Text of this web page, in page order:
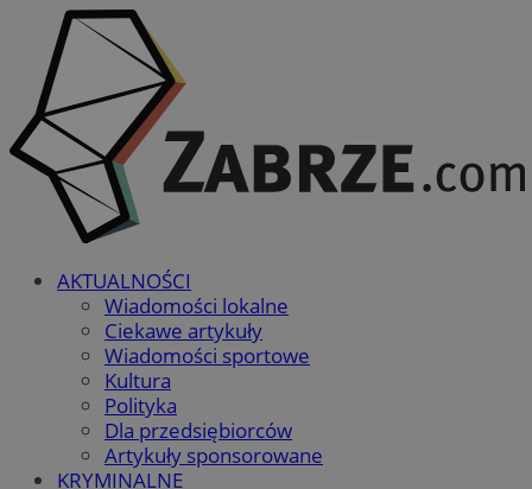
AKTUALNOŚCI
Wiadomości lokalne
Ciekawe artykuły
Wiadomości sportowe
Kultura
Polityka
Dla przedsiębiorców
Artykuły sponsorowane
KRYMINALNE